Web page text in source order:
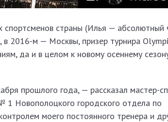
спортсменов страны (Илья — абсолютный
в 2016-м — Москвы, призер турнира
да и в целом к новому осеннему
прошлого года, — рассказал мастер-
1 Новополоцкого городского отдела по
моего постоянного тренера и